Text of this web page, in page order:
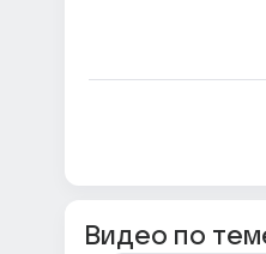
Видео по